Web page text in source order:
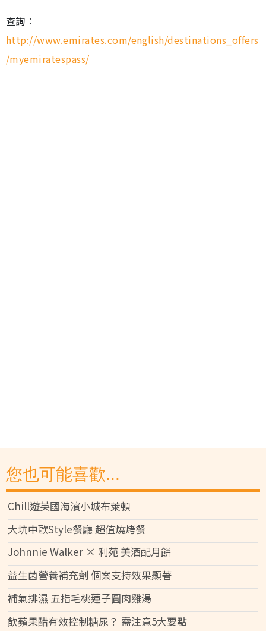
查詢︰
http://www.emirates.com/english/destinations_offers
/myemiratespass/
您也可能喜歡...
Chill遊英國海濱小城布萊頓
大坑中歐Style餐廳 超值燒烤餐
Johnnie Walker × 利苑 美酒配月餅
益生菌營養補充劑 個案支持效果顯著
補氣排濕 五指毛桃蓮子圓肉雞湯
飲蘋果醋有效控制糖尿？ 需注意5大要點